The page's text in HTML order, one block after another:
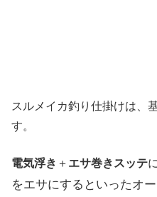
スルメイカ釣り仕掛けは、
す。
電気浮き ＋ エサ巻きスッテに
をエサにするといったオ